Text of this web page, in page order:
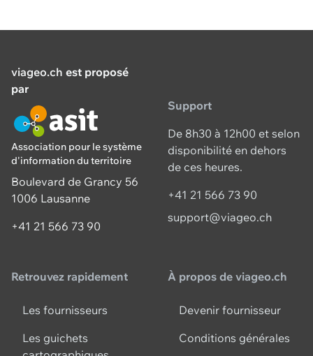
viageo.ch est proposé
par
Association pour le système
d'information du territoire
Boulevard de Grancy 56
1006 Lausanne
+41 21 566 73 90
Support
De 8h30 à 12h00 et selon
disponibilité en dehors
de ces heures.
+41 21 566 73 90
support@viageo.ch
Retrouvez rapidement
Les fournisseurs
Les guichets
À propos de viageo.ch
Devenir fournisseur
Conditions générales